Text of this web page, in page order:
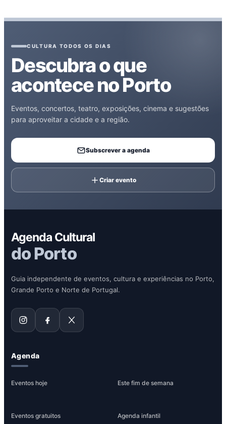
CULTURA TODOS OS DIAS
Descubra o que
acontece no Porto
Eventos, concertos, teatro, exposições, cinema e sugestões
para aproveitar a cidade e a região.
Subscrever a agenda
Criar evento
Agenda Cultural
do Porto
Guia independente de eventos, cultura e experiências no Porto,
Grande Porto e Norte de Portugal.
Agenda
Eventos hoje Este fim de semana
Eventos gratuitos Agenda infantil